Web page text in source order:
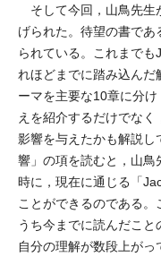
そして今回，山鳥先生
げられた。待望の書で
られている。これまでも
れほどまでに踏み込んだ
ーマを主要な10章に分
えを紹介するだけでな
影響を与えたかも解説
響」の項を読むと，山鳥
時に，現在に通じる「
ことができるのである
うち今までに読んだこと
自分の理解が数段上がっ